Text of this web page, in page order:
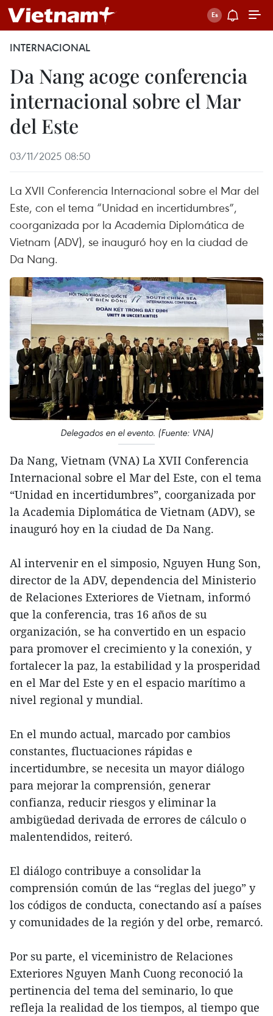
INTERNACIONAL
Da Nang acoge conferencia
internacional sobre el Mar
del Este
03/11/2025 08:50
La XVII Conferencia Internacional sobre el Mar del
Este, con el tema “Unidad en incertidumbres”,
coorganizada por la Academia Diplomática de
Vietnam (ADV), se inauguró hoy en la ciudad de
Da Nang.
Delegados en el evento. (Fuente: VNA)
Da Nang, Vietnam (VNA) La XVII Conferencia
Internacional sobre el Mar del Este, con el tema
“Unidad en incertidumbres”, coorganizada por
la Academia Diplomática de Vietnam (ADV), se
inauguró hoy en la ciudad de Da Nang.
Al intervenir en el simposio, Nguyen Hung Son,
director de la ADV, dependencia del Ministerio
de Relaciones Exteriores de Vietnam, informó
que la conferencia, tras 16 años de su
organización, se ha convertido en un espacio
para promover el crecimiento y la conexión, y
fortalecer la paz, la estabilidad y la prosperidad
en el Mar del Este y en el espacio marítimo a
nivel regional y mundial.
En el mundo actual, marcado por cambios
constantes, fluctuaciones rápidas e
incertidumbre, se necesita un mayor diálogo
para mejorar la comprensión, generar
confianza, reducir riesgos y eliminar la
ambigüedad derivada de errores de cálculo o
malentendidos, reiteró.
El diálogo contribuye a consolidar la
comprensión común de las “reglas del juego” y
los códigos de conducta, conectando así a países
y comunidades de la región y del orbe, remarcó.
Por su parte, el viceministro de Relaciones
Exteriores Nguyen Manh Cuong reconoció la
pertinencia del tema del seminario, lo que
refleja la realidad de los tiempos, al tiempo que